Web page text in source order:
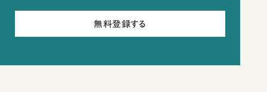
無料登録する